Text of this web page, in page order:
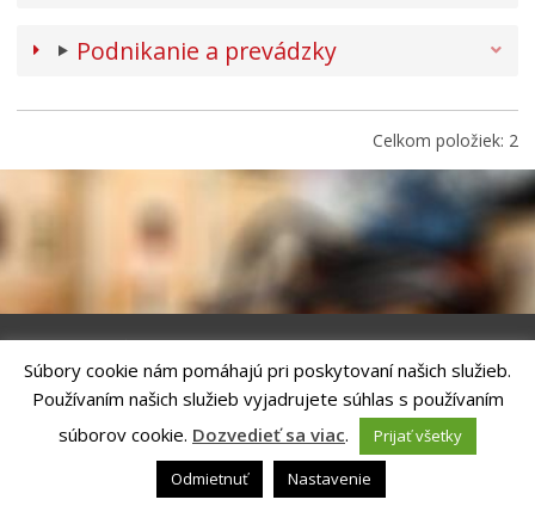
Podnikanie a prevádzky
Celkom položiek: 2
Riešenie ANTIK SMART CITY
| Technický prevádzkovateľ – MVI
Technology, s.r.o.
Správca webového sídla: Mesto Kežmarok, Hlavné námestie, 060 01
Kežmarok, tel.: +421524660111
podatelna@kezmarok.sk,|Vyhlásenie o prístupnosti
Ochrana osobných údajov
Súbory cookie nám pomáhajú pri poskytovaní našich služieb.
Používaním našich služieb vyjadrujete súhlas s používaním
súborov cookie. Dozvedieť sa viac.
Prijať všetky
Odmietnuť
Nastavenie